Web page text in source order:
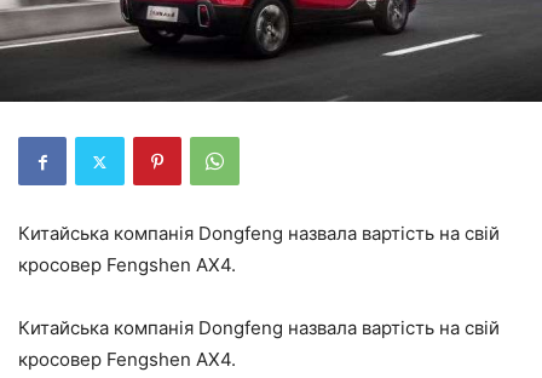
Китайська компанія Dongfeng назвала вартість на свій
кросовер Fengshen AX4.
Китайська компанія Dongfeng назвала вартість на свій
кросовер Fengshen AX4.